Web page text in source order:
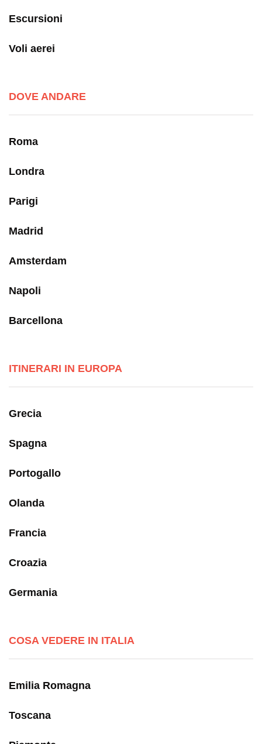
Escursioni
Voli aerei
DOVE ANDARE
Roma
Londra
Parigi
Madrid
Amsterdam
Napoli
Barcellona
ITINERARI IN EUROPA
Grecia
Spagna
Portogallo
Olanda
Francia
Croazia
Germania
COSA VEDERE IN ITALIA
Emilia Romagna
Toscana